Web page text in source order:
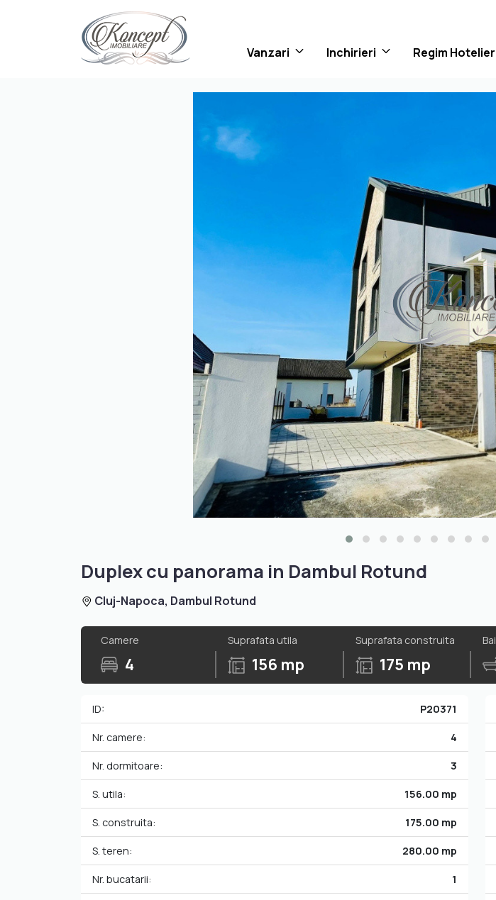
Vanzari Inchirieri Regim Hotelier
Duplex cu panorama in Dambul Rotund
Cluj-Napoca, Dambul Rotund
Camere
4
Suprafata utila
156 mp
Suprafata construita
175 mp
Bai
ID: P20371
Nr. camere: 4
Nr. dormitoare: 3
S. utila: 156.00 mp
S. construita: 175.00 mp
S. teren: 280.00 mp
Nr. bucatarii: 1